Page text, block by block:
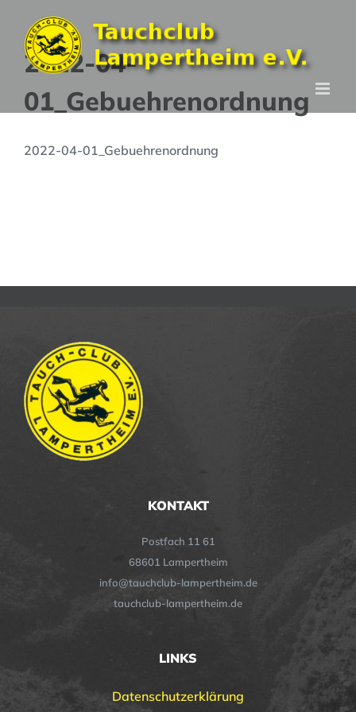
Inhalt
springen2022-04-
01_Gebuehrenordnung
2022-04-01_Gebuehrenordnung
KONTAKT
Postfach 11 61
68601 Lampertheim
info@tauchclub-lampertheim.de
tauchclub-lampertheim.de
LINKS
Datenschutzerklärung